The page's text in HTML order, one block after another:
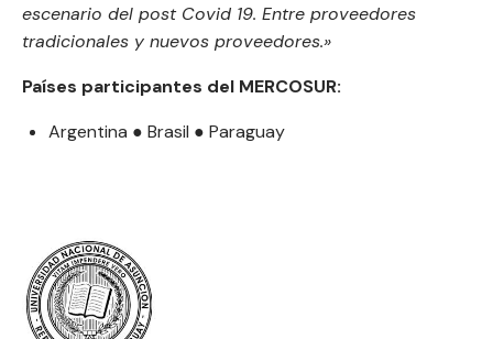
escenario del post Covid 19. Entre proveedores
tradicionales y nuevos proveedores.»
Países participantes del MERCOSUR:
Argentina ● Brasil ● Paraguay